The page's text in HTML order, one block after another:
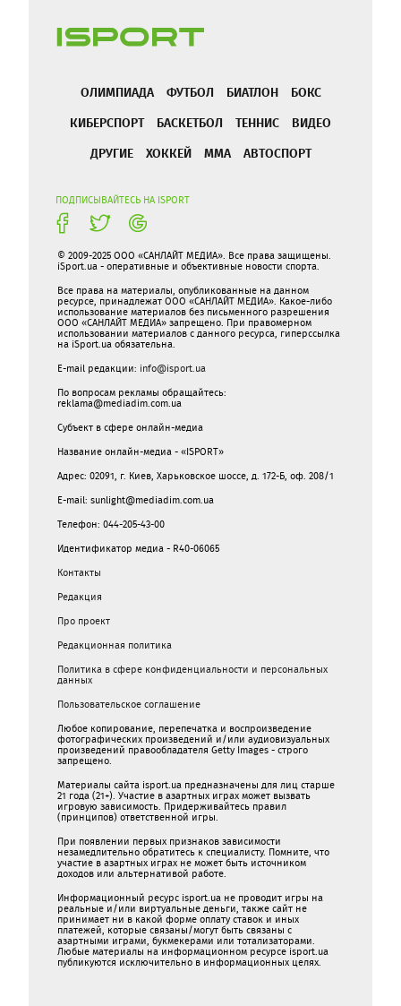
ОЛИМПИАДА ФУТБОЛ БИАТЛОН
БОКС
КИБЕРСПОРТ
БАСКЕТБОЛ ТЕННИС
ВИДЕО
ДРУГИЕ
ХОККЕЙ ММА АВТОСПОРТ
ПОДПИСЫВАЙТЕСЬ НА ISPORT
© 2009-2025 ООО «САНЛАЙТ МЕДИА». Все права защищены.
iSport.ua - оперативные и объективные новости спорта.
Все права на материалы, опубликованные на данном
ресурсе, принадлежат ООО «САНЛАЙТ МЕДИА». Какое-либо
использование материалов без письменного разрешения
ООО «САНЛАЙТ МЕДИА» запрещено. При правомерном
использовании материалов с данного ресурса, гиперссылка
на iSport.ua обязательна.
E-mail редакции: info@isport.ua
По вопросам рекламы обращайтесь:
reklama@mediadim.com.ua
Субъект в сфере онлайн-медиа
Название онлайн-медиа - «ISPORT»
Адрес: 02091, г. Киев, Харьковское шоссе, д. 172-Б, оф. 208/1
E-mail: sunlight@mediadim.com.ua
Телефон: 044-205-43-00
Идентификатор медиа - R40-06065
Контакты
Редакция
Про проект
Редакционная политика
Политика в сфере конфиденциальности и персональных
данных
Пользовательское соглашение
Любое копирование, перепечатка и воспроизведение
фотографических произведений и/или аудиовизуальных
произведений правообладателя Getty Images - строго
запрещено.
Материалы сайта isport.ua предназначены для лиц старше
21 года (21+). Участие в азартных играх может вызвать
игровую зависимость. Придерживайтесь правил
(принципов) ответственной игры.
При появлении первых признаков зависимости
незамедлительно обратитесь к специалисту. Помните, что
участие в азартных играх не может быть источником
доходов или альтернативой работе.
Информационный ресурс isport.ua не проводит игры на
реальные и/или виртуальные деньги, также сайт не
принимает ни в какой форме oплaту ставок и иных
платежей, которые связаны/могут быть связаны c
азартными игрaми, букмекерами или тотализаторами.
Любые материалы на информационном ресурсе isport.ua
публикуютcя исключительно в информационных целях.